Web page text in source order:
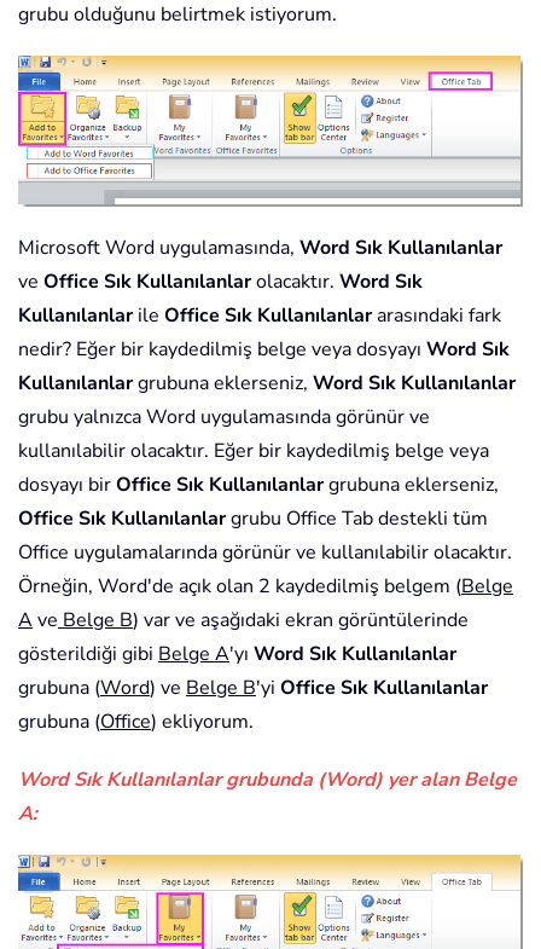
grubu olduğunu belirtmek istiyorum.
Microsoft Word uygulamasında, Word Sık Kullanılanlar
ve Office Sık Kullanılanlarolacaktır. Word Sık
Kullanılanlarile Office Sık Kullanılanlararasındaki fark
nedir? Eğer bir kaydedilmiş belge veya dosyayı Word Sık
Kullanılanlargrubuna eklerseniz, Word Sık Kullanılanlar
grubu yalnızca Word uygulamasında görünür ve
kullanılabilir olacaktır. Eğer bir kaydedilmiş belge veya
dosyayı birOffice Sık Kullanılanlargrubuna eklerseniz,
Office Sık Kullanılanlargrubu Office Tab destekli tüm
Office uygulamalarında görünür ve kullanılabilir olacaktır.
Örneğin, Word'de açık olan 2 kaydedilmiş belgem (Belge
Ave Belge B) var ve aşağıdaki ekran görüntülerinde
gösterildiği gibi Belge A'yı Word Sık Kullanılanlar
grubuna (Word) ve Belge B'yi Office Sık Kullanılanlar
grubuna (Office) ekliyorum.
Word Sık Kullanılanlar grubunda (Word) yer alan Belge
A: